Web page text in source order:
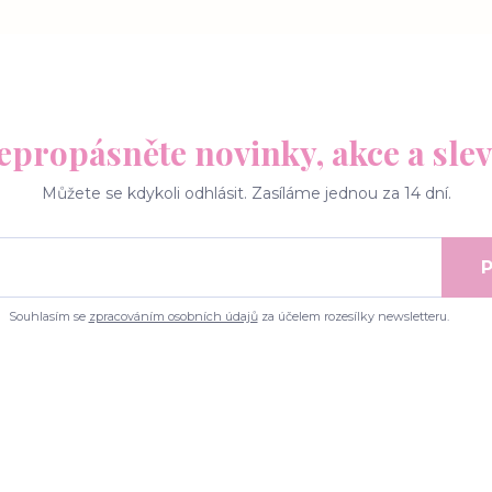
novinky, akce a
Můžete se kdykoli odhlásit. Zasíláme jednou za 14 dní.
Souhlasím se zpracováním osobních údajůza účelem rozesílky newsletteru.